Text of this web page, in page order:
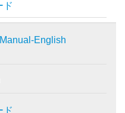
ド
English
ド